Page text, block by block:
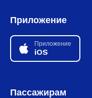
Приложение
Приложение
iOS
Пассажирам